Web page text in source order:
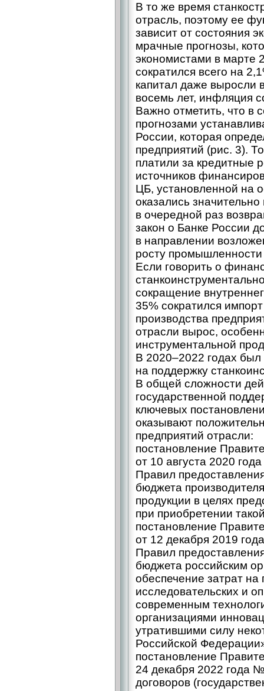
В то же время
отрасль, поэтому ее
зависит от состояния
мрачные прогнозы,
экономистами в марте
сократился всего на
капитал даже выросли
восемь лет, инфляция
Важно отметить, что в
прогнозами
России, которая
предприятий (рис. 3).
платили за кредитные
источников
ЦБ, установленной на
оказались
в очередной раз
закон о Банке России
в направлении
росту промышленности
Если говорить о
сокращение
35% сократился
производства
отрасли вырос,
инструментальной
В 2020–2022 годах
на поддержку
В общей сложности
государственной
ключевых
оказывают
предприятий отрасли:
постановление
от 10 августа 2020
Правил
бюджета
продукции в целях
при приобретении
постановление
от 12 декабря 2019
Правил
бюджета российским
обеспечение затрат
исследовательских и
современным
организа­циями
утратившими силу
Российской
постановление
24 декабря 2022 года
договоров